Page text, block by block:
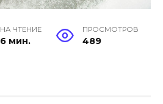
НА ЧТЕНИЕ
6 мин.
ПРОСМОТРОВ
489